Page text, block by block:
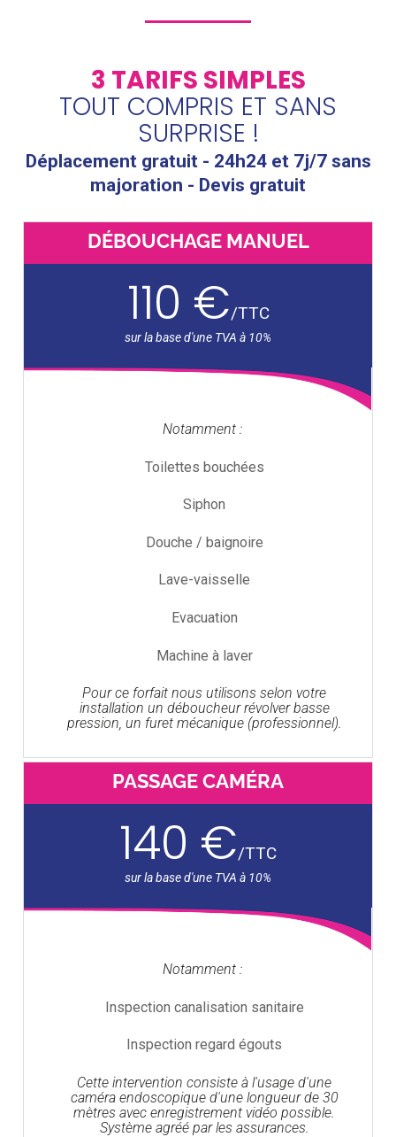
3 TARIFS SIMPLES
TOUT COMPRIS ET SANS
SURPRISE !
Déplacement gratuit - 24h24 et 7j/7 sans
majoration - Devis gratuit
DÉBOUCHAGE MANUEL
110 €/TTC
Notamment :
Toilettes bouchées
Siphon
Douche / baignoire
Lave-vaisselle
Evacuation
Machine à laver
Pour ce forfait nous utilisons selon votre
installation un déboucheur révolver basse
pression, un furet mécanique (professionnel).
PASSAGE CAMÉRA
140 €/TTC
Notamment :
Inspection canalisation sanitaire
Inspection regard égouts
Cette intervention consiste à l'usage d'une
caméra endoscopique d'une longueur de 30
mètres avec enregistrement vidéo possible.
Système agréé par les assurances.